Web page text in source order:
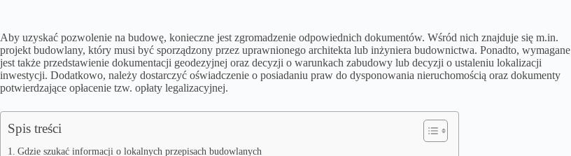
Aby uzyskać pozwolenie na budowę, konieczne jest zgromadzenie odpowiednich dokumentów. Wśród nich znajduje się m.in.
projekt budowlany, który musi być sporządzony przez uprawnionego architekta lub inżyniera budownictwa. Ponadto, wymagane
jest także przedstawienie dokumentacji geodezyjnej oraz decyzji o warunkach zabudowy lub decyzji o ustaleniu lokalizacji
inwestycji. Dodatkowo, należy dostarczyć oświadczenie o posiadaniu praw do dysponowania nieruchomością oraz dokumenty
potwierdzające opłacenie tzw. opłaty legalizacyjnej.
Spis treści
Gdzie szukać informacji o lokalnych przepisach budowlanych